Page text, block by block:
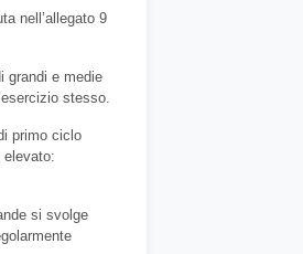
nell’allegato 9
grandi e medie
stesso.
primo ciclo
elevato:
si svolge